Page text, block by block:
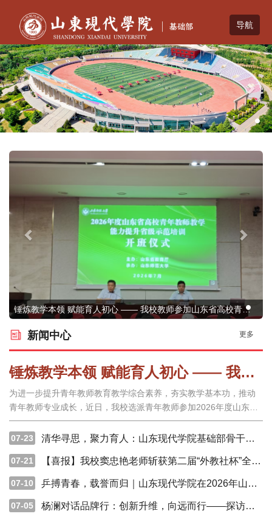
Previous
锤炼教学本领 赋能育人初心 —— 我校教师参加山东省高校青年
教师教学能力提升省级示范培训
Previous
新闻中心 更多
锤炼教学本领 赋能育人初心 —— 我校教师参加山东省高校青年教师教学能力提升省级示范培训
为进一步提升青年教师教育教学综合素养，夯实教学基本功，推动
青年教师专业成长，近日，我校选派青年教师参加2026年度山东省
高校青年教师教学能力提升省级示范培训。本次培训由山东省高等
学校师资培训中心、山东省高等学校教师资格认定指导中心组织开清华寻思，聚力育人：山东现代学院基础部骨干教师赴清华大学研学交流
07-23
【喜报】我校窦忠艳老师斩获第二届“外教社杯”全国高校外语教师教研论文大赛一等奖
07-21
乒搏青春，载誉而归｜山东现代学院在2026年山东省大学生乒乓球比赛中斩获佳绩
07-10
杨澜对话品牌行：创新升维，向远而行——探访山东现代学院的坚守之路
07-05